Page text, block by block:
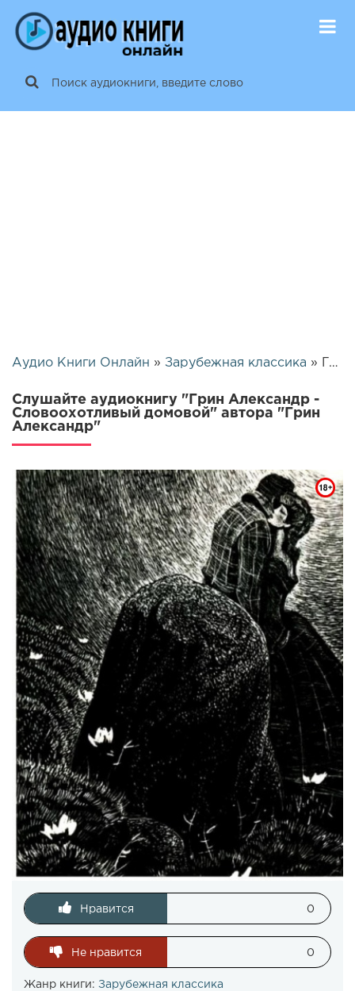
Аудио Книги Онлайн » Зарубежная классика » Грин Александр - Словоохотливый домовой | 8740
Слушайте аудиокнигу "Грин Александр -
Словоохотливый домовой" автора "Грин
Александр"
Нравится 0
Не нравится 0
Жанр книги: Зарубежная классика